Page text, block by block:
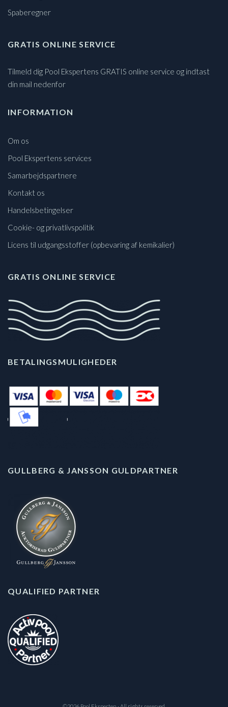
Spaberegner
GRATIS ONLINE SERVICE
Tilmeld dig Pool Ekspertens GRATIS online service og indtast
din mail nedenfor
INFORMATION
Om os
Pool Ekspertens services
Samarbejdspartnere
Kontakt os
Handelsbetingelser
Cookie- og privatlivspolitik
Licens til udgangsstoffer (opbevaring af kemikalier)
GRATIS ONLINE SERVICE
BETALINGSMULIGHEDER
GULLBERG & JANSSON GULDPARTNER
QUALIFIED PARTNER